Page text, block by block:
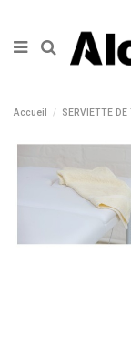
Accueil SERVIETTE